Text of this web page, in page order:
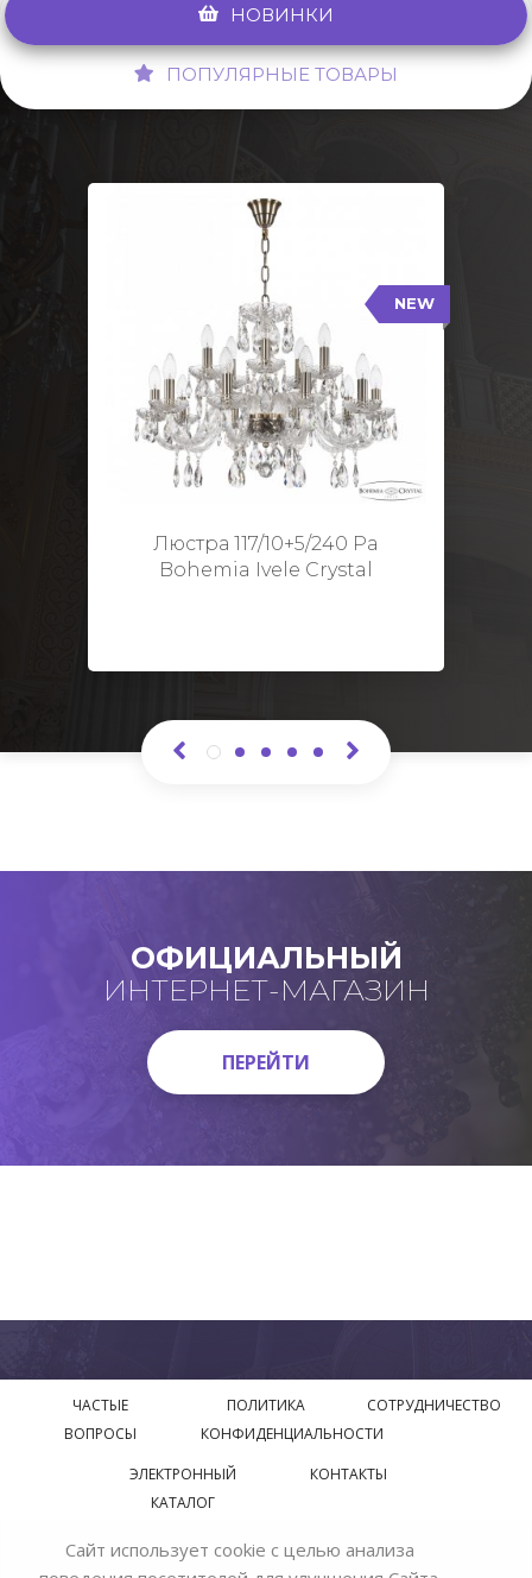
НОВИНКИ
ПОПУЛЯРНЫЕ ТОВАРЫ
NEW
Люстра 117/10+5/240 Pa
Bohemia Ivele Crystal
117/10+5/240 Pa
Тип: Стеклянный рожок
Цвет арматуры: Патина/
Кол-во ламп: 15
Диаметр: 70 см
ОФИЦИАЛЬНЫЙ
ИНТЕРНЕТ-МАГАЗИН
ПЕРЕЙТИ
ПЕРЕЙТИ
ЧАСТЫЕ
ВОПРОСЫ
ПОЛИТИКА
КОНФИДЕНЦИАЛЬНОСТИ
СОТРУДНИЧЕСТВО
ЭЛЕКТРОННЫЙ
КАТАЛОГ
КОНТАКТЫ
© 2018—2026 Официальный сайт завода производителя
Сайт использует cookie с целью анализа